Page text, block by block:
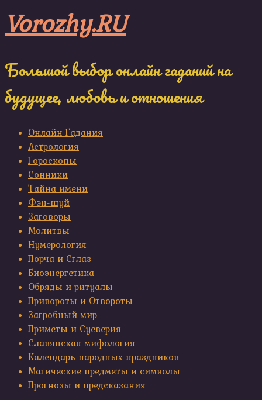
to
content
Vorozhy.RU
Большой выбор онлайн гаданий на
будущее, любовь и отношения
Онлайн Гадания
Астрология
Гороскопы
Сонники
Тайна имени
Фэн-шуй
Заговоры
Молитвы
Нумерология
Порча и Сглаз
Биоэнергетика
Обряды и ритуалы
Привороты и Отвороты
Загробный мир
Приметы и Суеверия
Славянская мифология
Календарь народных праздников
Магические предметы и символы
Прогнозы и предсказания